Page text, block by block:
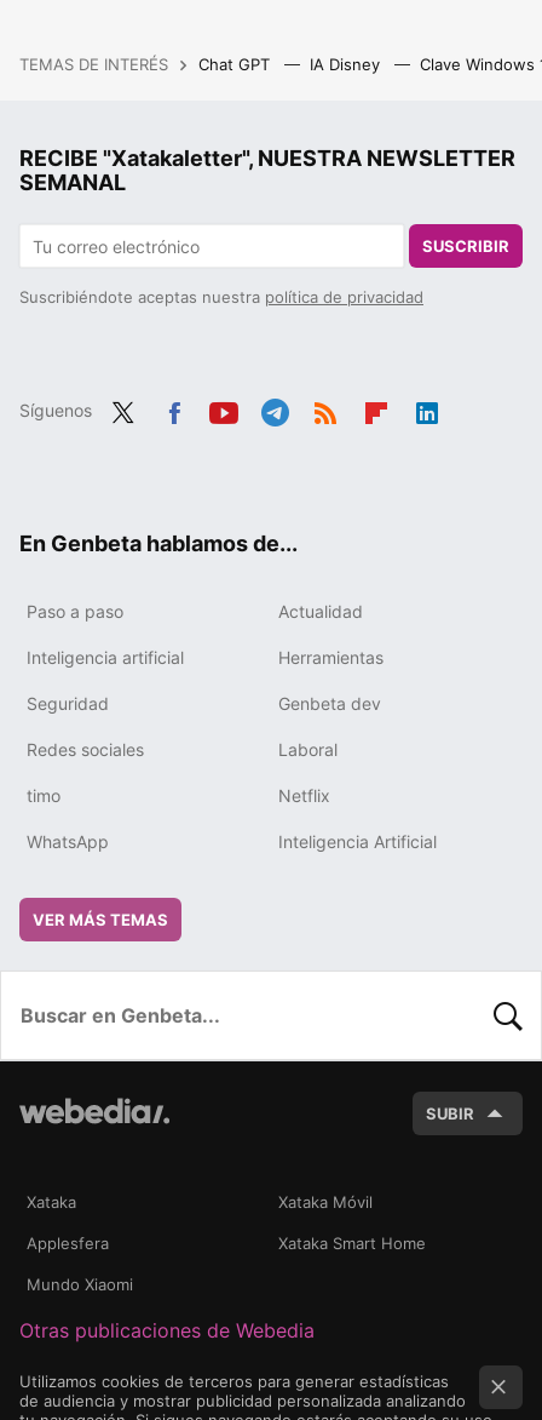
TEMAS DE INTERÉS Chat GPT IA Disney Clave Windows
RECIBE "Xatakaletter", NUESTRA NEWSLETTER
SEMANAL
SUSCRIBIR
Suscribiéndote aceptas nuestra política de privacidad
Síguenos
En Genbeta hablamos de...
Paso a paso Actualidad
Inteligencia artificial Herramientas
Seguridad Genbeta dev
Redes sociales Laboral
timo Netflix
WhatsApp Inteligencia Artificial
VER MÁS TEMAS
SUBIR
Xataka Xataka Móvil
Applesfera Xataka Smart Home
Mundo Xiaomi
Otras publicaciones de Webedia
Utilizamos cookies de terceros para generar estadísticas
de audiencia y mostrar publicidad personalizada analizando